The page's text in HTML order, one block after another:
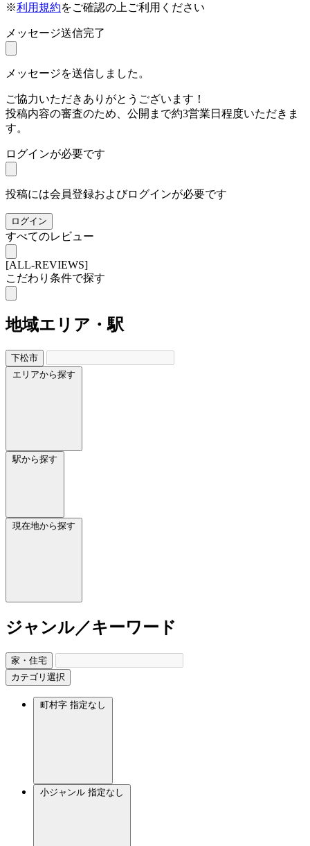
※利用規約をご確認の上ご利用ください
メッセージ送信完了
メッセージを送信しました。
ご協力いただきありがとうございます！
投稿内容の審査のため、公開まで約3営業日程度いただきま
す。
ログインが必要です
投稿には会員登録およびログインが必要です
ログイン
すべてのレビュー
[ALL-REVIEWS]
こだわり条件で探す
地域エリア・駅
下松市
エリアから探す
駅から探す
現在地から探す
ジャンル／キーワード
家・住宅
カテゴリ選択
町村字 指定なし
小ジャンル 指定なし